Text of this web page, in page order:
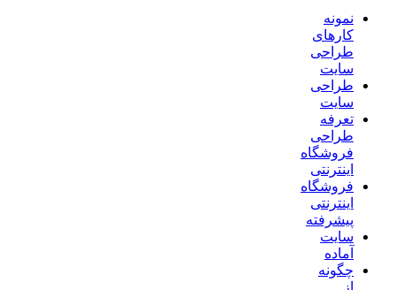
نمونه
کارهای
طراحی
سایت
طراحی
سایت
تعرفه
طراحی
فروشگاه
اینترنتی
فروشگاه
اینترنتی
پیشرفته
سایت
آماده
چگونه